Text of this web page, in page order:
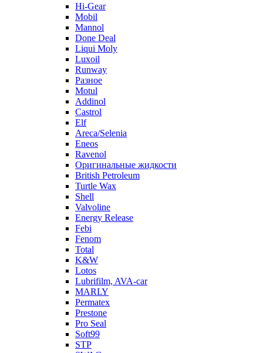
Hi-Gear
Mobil
Mannol
Done Deal
Liqui Moly
Luxoil
Runway
Разное
Motul
Addinol
Castrol
Elf
Areca/Selenia
Eneos
Ravenol
Оригинальные жидкости
British Petroleum
Turtle Wax
Shell
Valvoline
Energy Release
Febi
Fenom
Total
K&W
Lotos
Lubrifilm, AVA-car
MARLY
Permatex
Prestone
Pro Seal
Soft99
STP